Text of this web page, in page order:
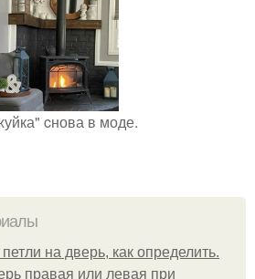
cнова в моде.
на дверь, как определить.
правая или левая при